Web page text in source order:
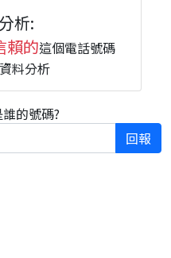
析:
賴的這個電話號碼
料分析
的號碼?
回報